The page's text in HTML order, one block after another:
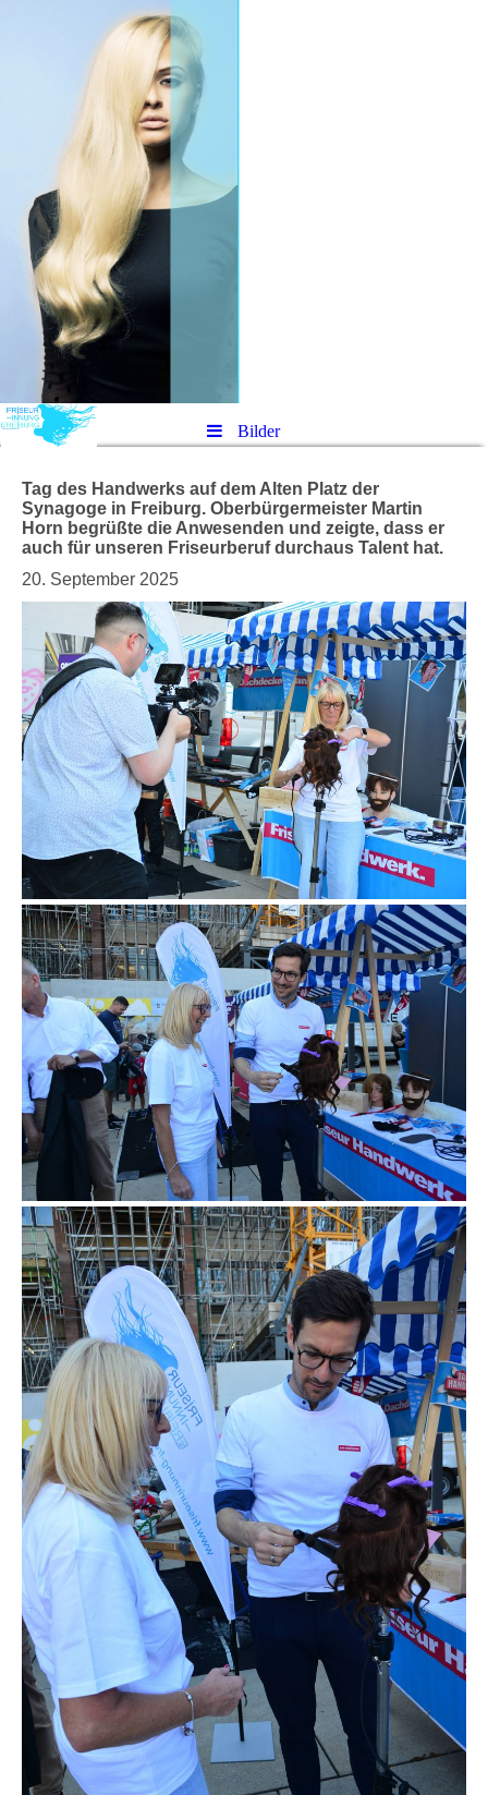
Bilder
Tag des Handwerks auf dem Alten Platz der
Synagoge in Freiburg. Oberbürgermeister Martin
Horn begrüßte die Anwesenden und zeigte, dass er
auch für unseren Friseurberuf durchaus Talent hat.
20. September 2025